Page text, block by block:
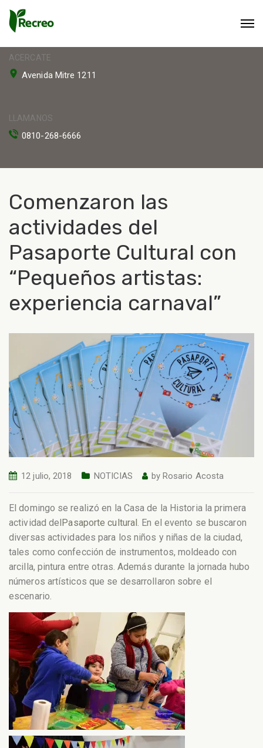
ACERCATE
Avenida Mitre 1211
LLAMANOS
0810-268-6666
Comenzaron las
actividades del
Pasaporte Cultural con
“Pequeños artistas:
experiencia carnaval”
12 julio, 2018 NOTICIAS by Rosario Acosta
El domingo se realizó en la Casa de la Historia la primera
actividad delPasaporte cultural. En el evento se buscaron
diversas actividades para los niños y niñas de la ciudad,
tales como confección de instrumentos, moldeado con
arcilla, pintura entre otras. Además durante la jornada hubo
números artísticos que se desarrollaron sobre el
escenario.